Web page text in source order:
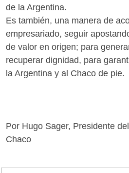
de la Argentina.
Es también, una manera de
empresariado, seguir
de valor en origen; para
recuperar dignidad, para
la Argentina y al Chaco de pie.
Por Hugo Sager, Presidente
Chaco